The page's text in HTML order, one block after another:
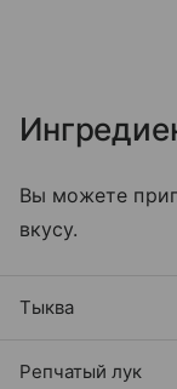
Вы можете
вкусу.
Тыква
Репчатый лук